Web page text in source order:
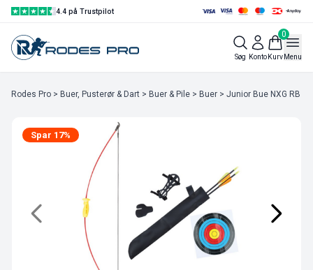
4.4 på Trustpilot
Søg Konto
0
KurvMenu
Rodes Pro > Buer, Pusterør & Dart > Buer & Pile > Buer > Junior Bue NXG RB
Spar 17%